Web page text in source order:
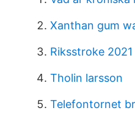
Xanthan gum
Riksstroke 2021
Tholin larsson
Telefontornet